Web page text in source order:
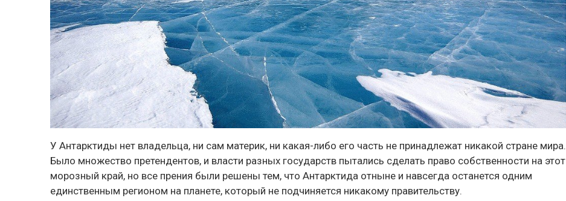
У Антарктиды нет владельца, ни сам материк, ни какая-либо его часть не принадлежат никакой стране мира.
Было множество претендентов, и власти разных государств пытались сделать право собственности на этот
морозный край, но все прения были решены тем, что Антарктида отныне и навсегда останется одним
единственным регионом на планете, который не подчиняется никакому правительству.